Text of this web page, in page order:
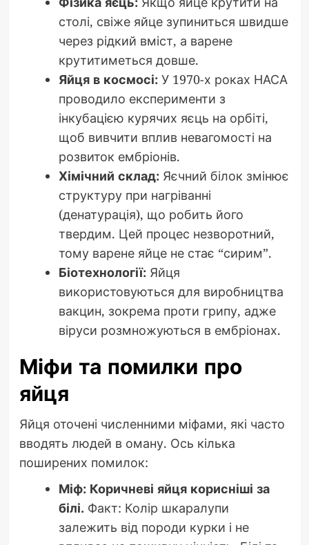
столі, свіже яйце зупиниться швидше
через рідкий вміст, а варене
крутитиметься довше.
Яйця в космосі:У 1970-х роках НАСА
проводило експерименти з
інкубацією курячих яєць на орбіті,
щоб вивчити вплив невагомості на
розвиток ембріонів.
Хімічний склад:Яєчний білок змінює
структуру при нагріванні
(денатурація), що робить його
твердим. Цей процес незворотний,
тому варене яйце не стає “сирим”.
Біотехнології:Яйця
використовуються для виробництва
вакцин, зокрема проти грипу, адже
віруси розмножуються в ембріонах.
Міфи та помилки про
яйця
Яйця оточені численними міфами, які часто
вводять людей в оману. Ось кілька
поширених помилок:
Міф: Коричневі яйця корисніші за
білі. Факт: Колір шкаралупи
залежить від породи курки і не